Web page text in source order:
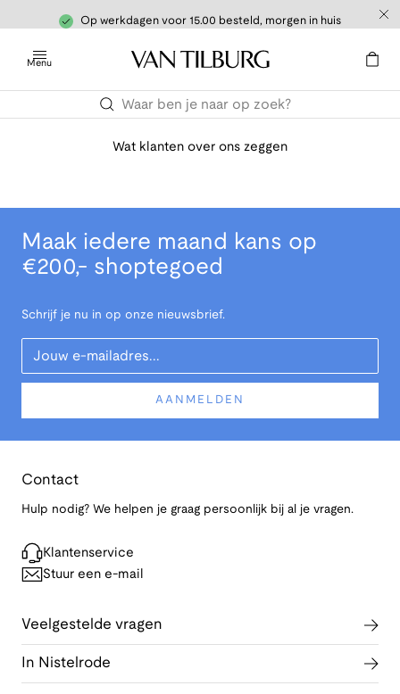
Op werkdagen voor 15.00 besteld, morgen in huis
Menu
Wat klanten over ons zeggen
Maak iedere maand kans op
€200,- shoptegoed
Schrijf je nu in op onze nieuwsbrief.
Your Email
AANMELDEN
Contact
Hulp nodig? We helpen je graag persoonlijk bij al je vragen.
Klantenservice
Stuur een e-mail
Veelgestelde vragen
In Nistelrode